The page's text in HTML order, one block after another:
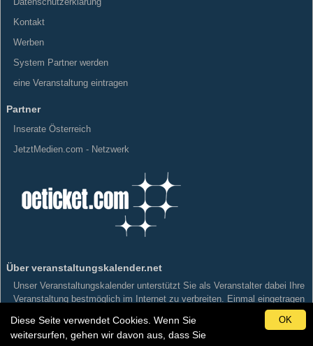
Kontakt
Werben
System Partner werden
eine Veranstaltung eintragen
Partner
Inserate Österreich
JetztMedien.com - Netzwerk
Über veranstaltungskalender.net
Unser Veranstaltungskalender unterstützt Sie als Veranstalter dabei Ihre
Veranstaltung bestmöglich im Internet zu verbreiten. Einmal eingetragen
wird Ihre Veranstaltung Kategorisiert und Geografisch einer Gemeinde,
einer Stadt in Österreich zugeordnet und an die Veranstaltungskalender
unserer Partner ausgeliefert.
Diese Seite verwendet Cookies. Wenn Sie
weitersurfen, gehen wir davon aus, dass Sie
OK